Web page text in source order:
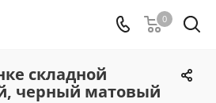
0
складной
черный матовый